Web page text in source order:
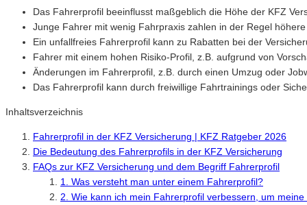
Das Fahrerprofil beeinflusst maßgeblich die Höhe der KFZ
Junge Fahrer mit wenig Fahrpraxis zahlen in der Regel
Ein unfallfreies Fahrerprofil kann zu Rabatten bei der
Fahrer mit einem hohen Risiko-Profil, z.B. aufgrund von
Änderungen im Fahrerprofil, z.B. durch einen Umzug oder
Das Fahrerprofil kann durch freiwillige Fahrtrainings oder
Inhaltsverzeichnis
Fahrerprofil in der KFZ Versicherung | KFZ Ratgeber 2026
Die Bedeutung des Fahrerprofils in der KFZ Versicherung
FAQs zur KFZ Versicherung und dem Begriff Fahrerprofil
1. Was versteht man unter einem Fahrerprofil?
2. Wie kann ich mein Fahrerprofil verbessern, um